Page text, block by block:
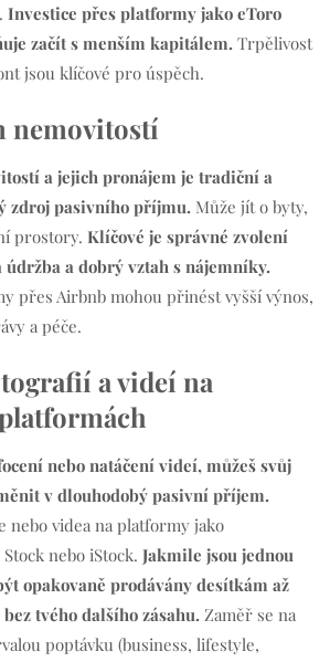
Investice přes platformy jako eToro
začít s menším kapitálem.Trpělivost
jsou klíčové pro úspěch.
nemovitostí
a jejich pronájem je tradiční a
zdroj pasivního příjmu. Může jít o byty,
prostory. Klíčové je správné zvolení
a dobrý vztah s nájemníky.
přes Airbnb mohou přinést vyšší výnos,
a péče.
a videí na
nebo natáčení videí, můžeš svůj
v dlouhodobý pasivní příjem.
nebo videa na platformy jako
nebo iStock. Jakmile jsou jednou
opakovaně prodávány desítkám až
tvého dalšího zásahu. Zaměř se na
poptávku (business, lifestyle,